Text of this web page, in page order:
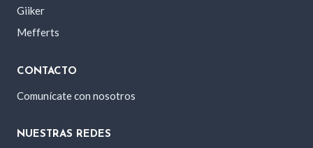
Giiker
Mefferts
CONTACTO
Comunícate con nosotros
NUESTRAS REDES